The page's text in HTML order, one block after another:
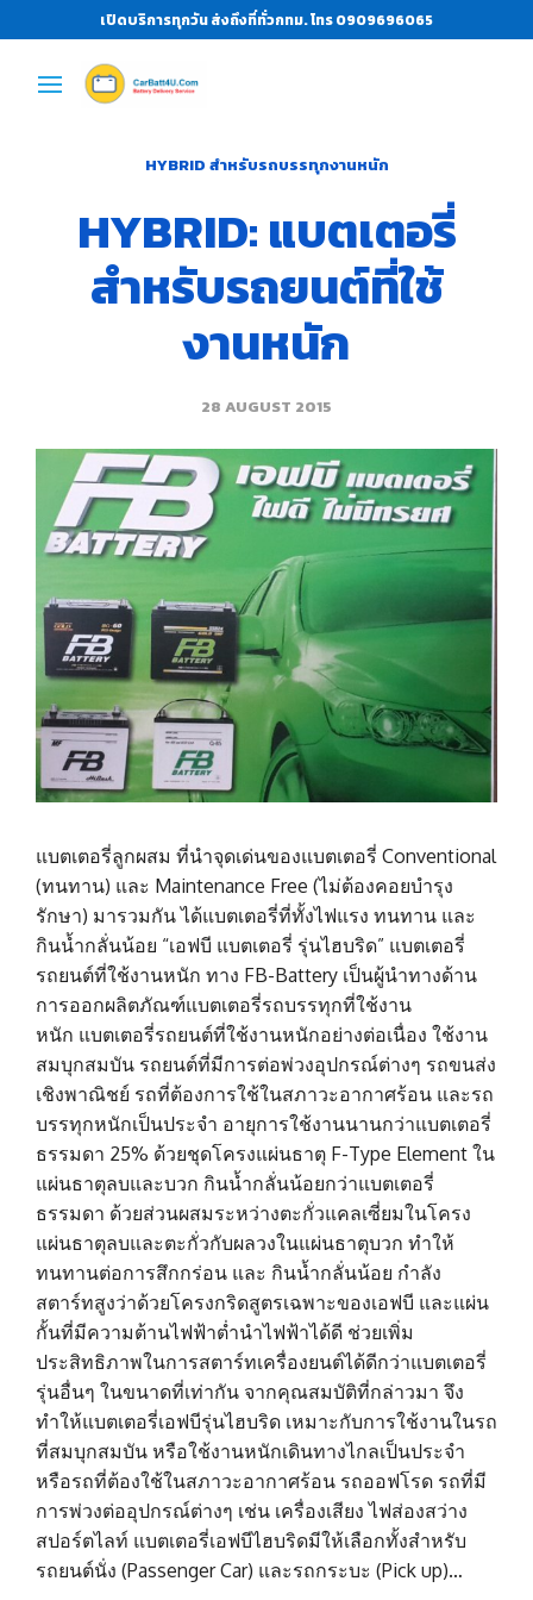
เปิดบริการทุกวัน ส่งถึงที่ทั่วกทม. โทร 0909696065
HYBRID สำหรับรถบรรทุกงานหนัก
HYBRID: แบตเตอรี่
สำหรับรถยนต์ที่ใช้
งานหนัก
28 AUGUST 2015
แบตเตอรี่ลูกผสม ที่นำจุดเด่นของแบตเตอรี่ Conventional
(ทนทาน) และ Maintenance Free (ไม่ต้องคอยบำรุง
รักษา) มารวมกัน ได้แบตเตอรี่ที่ทั้งไฟแรง ทนทาน และ
กินน้ำกลั่นน้อย “เอฟบี แบตเตอรี่ รุ่นไฮบริด” แบตเตอรี่
รถยนต์ที่ใช้งานหนัก ทาง FB-Battery เป็นผู้นำทางด้าน
การออกผลิตภัณฑ์แบตเตอรี่รถบรรทุกที่ใช้งาน
หนัก แบตเตอรี่รถยนต์ที่ใช้งานหนักอย่างต่อเนื่อง ใช้งาน
สมบุกสมบัน รถยนต์ที่มีการต่อพ่วงอุปกรณ์ต่างๆ รถขนส่ง
เชิงพาณิชย์ รถที่ต้องการใช้ในสภาวะอากาศร้อน และรถ
บรรทุกหนักเป็นประจำ อายุการใช้งานนานกว่าแบตเตอรี่
ธรรมดา 25% ด้วยชุดโครงแผ่นธาตุ F-Type Element ใน
แผ่นธาตุลบและบวก กินน้ำกลั่นน้อยกว่าแบตเตอรี่
ธรรมดา ด้วยส่วนผสมระหว่างตะกั่วแคลเซี่ยมในโครง
แผ่นธาตุลบและตะกั่วกับผลวงในแผ่นธาตุบวก ทำให้
ทนทานต่อการสึกกร่อน และ กินน้ำกลั่นน้อย กำลัง
สตาร์ทสูงว่าด้วยโครงกริดสูตรเฉพาะของเอฟบี และแผ่น
กั้นที่มีความต้านไฟฟ้าต่ำนำไฟฟ้าได้ดี ช่วยเพิ่ม
ประสิทธิภาพในการสตาร์ทเครื่องยนต์ได้ดีกว่าแบตเตอรี่
รุ่นอื่นๆ ในขนาดที่เท่ากัน จากคุณสมบัติที่กล่าวมา จึง
ทำให้แบตเตอรี่เอฟบีรุ่นไฮบริด เหมาะกับการใช้งานในรถ
ที่สมบุกสมบัน หรือใช้งานหนักเดินทางไกลเป็นประจำ
หรือรถที่ต้องใช้ในสภาวะอากาศร้อน รถออฟโรด รถที่มี
การพ่วงต่ออุปกรณ์ต่างๆ เช่น เครื่องเสียง ไฟส่องสว่าง
สปอร์ตไลท์ แบตเตอรี่เอฟบีไฮบริดมีให้เลือกทั้งสำหรับ
รถยนต์นั่ง (Passenger Car) และรถกระบะ (Pick up)…